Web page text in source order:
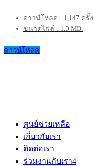
ดาวน์โหลด : 1,147 ครั้ง
ขนาดไฟล์ : 1.3 MB.
ดาวน์โหลด
ศูนย์ช่วยเหลือ
เกี่ยวกับเรา
ติดต่อเรา
ร่วมงานกับเรา4